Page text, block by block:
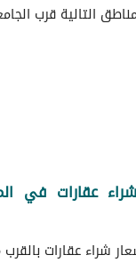
التالية قرب
عقارات في
شراء عقارات